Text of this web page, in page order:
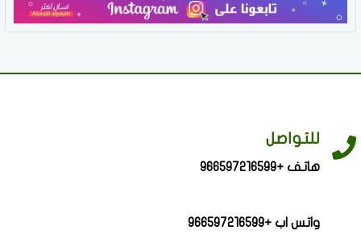
للتواصل
هاتف +966597216599
واتس اب +966597216599